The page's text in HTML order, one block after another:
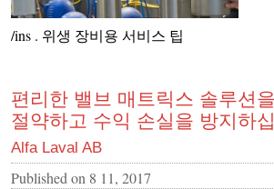
/ins . 위생 장비용 서비스 팁
편리한 밸브 매트릭스 솔루션
절약하고 수익 손실을 방지하
Alfa Laval AB
Published on 8 11, 2017